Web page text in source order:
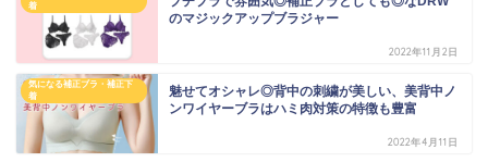
着
のマジックアップブラジャー
2022年11月2日
気になる補正ブラ・補正下
着
魅せてオシャレ◎背中の刺繍が美しい、美背中ノ
ンワイヤーブラはハミ肉対策の特徴も豊富
2022年4月11日